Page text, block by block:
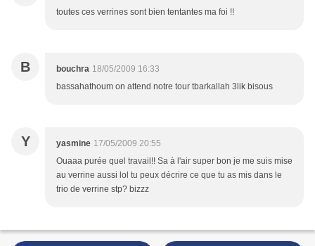
toutes ces verrines sont bien tentantes ma foi !!
B bouchra 18/05/2009 16:33
bassahathoum on attend notre tour tbarkallah 3lik bisous
Y yasmine 17/05/2009 20:55
Ouaaa purée quel travail!! Sa à l'air super bon je me suis mise
au verrine aussi lol tu peux décrire ce que tu as mis dans le
trio de verrine stp? bizzz